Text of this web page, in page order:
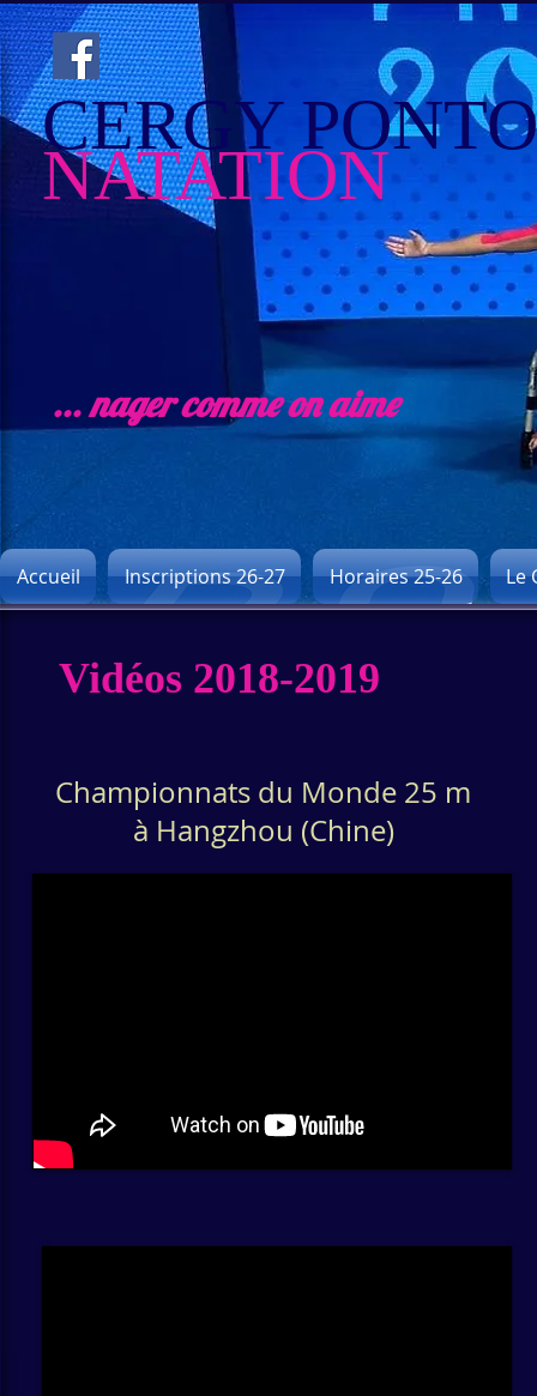
CERGY
NATATION
... nager comme on aime
Accueil Inscriptions 26-27 Horaires 25-26 Le
Vidéos 2018-2019
Championnats du Monde 25 m
à Hangzhou (Chine)